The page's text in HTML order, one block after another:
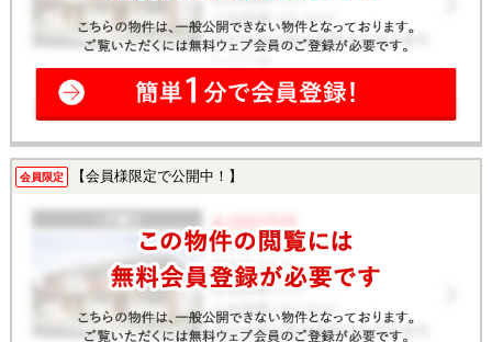
会員限定 【会員様限定で公開中！】